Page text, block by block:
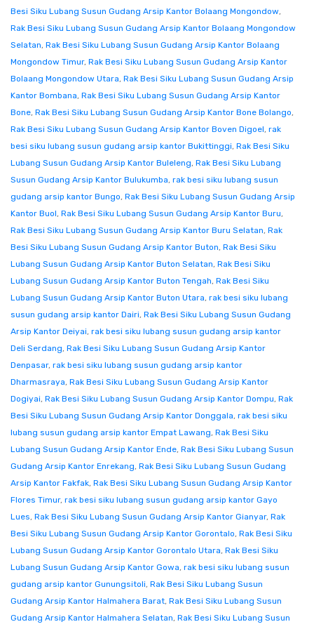
Besi Siku Lubang Susun Gudang Arsip Kantor Bolaang Mongondow,
Rak Besi Siku Lubang Susun Gudang Arsip Kantor Bolaang Mongondow
Selatan, Rak Besi Siku Lubang Susun Gudang Arsip Kantor Bolaang
Mongondow Timur, Rak Besi Siku Lubang Susun Gudang Arsip Kantor
Bolaang Mongondow Utara, Rak Besi Siku Lubang Susun Gudang Arsip
Kantor Bombana, Rak Besi Siku Lubang Susun Gudang Arsip Kantor
Bone, Rak Besi Siku Lubang Susun Gudang Arsip Kantor Bone Bolango,
Rak Besi Siku Lubang Susun Gudang Arsip Kantor Boven Digoel, rak
besi siku lubang susun gudang arsip kantor Bukittinggi, Rak Besi Siku
Lubang Susun Gudang Arsip Kantor Buleleng, Rak Besi Siku Lubang
Susun Gudang Arsip Kantor Bulukumba, rak besi siku lubang susun
gudang arsip kantor Bungo, Rak Besi Siku Lubang Susun Gudang Arsip
Kantor Buol, Rak Besi Siku Lubang Susun Gudang Arsip Kantor Buru,
Rak Besi Siku Lubang Susun Gudang Arsip Kantor Buru Selatan, Rak
Besi Siku Lubang Susun Gudang Arsip Kantor Buton, Rak Besi Siku
Lubang Susun Gudang Arsip Kantor Buton Selatan, Rak Besi Siku
Lubang Susun Gudang Arsip Kantor Buton Tengah, Rak Besi Siku
Lubang Susun Gudang Arsip Kantor Buton Utara, rak besi siku lubang
susun gudang arsip kantor Dairi, Rak Besi Siku Lubang Susun Gudang
Arsip Kantor Deiyai, rak besi siku lubang susun gudang arsip kantor
Deli Serdang, Rak Besi Siku Lubang Susun Gudang Arsip Kantor
Denpasar, rak besi siku lubang susun gudang arsip kantor
Dharmasraya, Rak Besi Siku Lubang Susun Gudang Arsip Kantor
Dogiyai, Rak Besi Siku Lubang Susun Gudang Arsip Kantor Dompu, Rak
Besi Siku Lubang Susun Gudang Arsip Kantor Donggala, rak besi siku
lubang susun gudang arsip kantor Empat Lawang, Rak Besi Siku
Lubang Susun Gudang Arsip Kantor Ende, Rak Besi Siku Lubang Susun
Gudang Arsip Kantor Enrekang, Rak Besi Siku Lubang Susun Gudang
Arsip Kantor Fakfak, Rak Besi Siku Lubang Susun Gudang Arsip Kantor
Flores Timur, rak besi siku lubang susun gudang arsip kantor Gayo
Lues, Rak Besi Siku Lubang Susun Gudang Arsip Kantor Gianyar, Rak
Besi Siku Lubang Susun Gudang Arsip Kantor Gorontalo, Rak Besi Siku
Lubang Susun Gudang Arsip Kantor Gorontalo Utara, Rak Besi Siku
Lubang Susun Gudang Arsip Kantor Gowa, rak besi siku lubang susun
gudang arsip kantor Gunungsitoli, Rak Besi Siku Lubang Susun
Gudang Arsip Kantor Halmahera Barat, Rak Besi Siku Lubang Susun
Gudang Arsip Kantor Halmahera Selatan, Rak Besi Siku Lubang Susun